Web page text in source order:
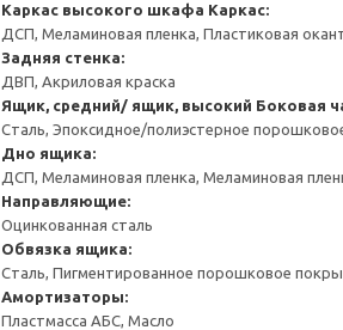
Каркас высокого шкафа Каркас:
ДСП, Меламиновая пленка, Пластиковая
Задняя стенка:
ДВП, Акриловая краска
Ящик, средний/ ящик, высокий Боковая
Сталь, Эпоксидное/полиэстерное
Дно ящика:
ДСП, Меламиновая пленка, Меламиновая
Направляющие:
Оцинкованная сталь
Обвязка ящика:
Сталь, Пигментированное порошковое
Амортизаторы:
Пластмасса АБС, Масло